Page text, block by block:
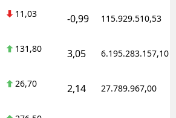
11,03 -0,99 115.929.510,53
131,80 3,05 6.195.283.157,10
26,70 2,14 27.789.967,00